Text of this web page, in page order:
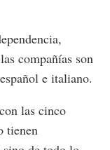
compañías son
e italiano.
las cinco
tienen